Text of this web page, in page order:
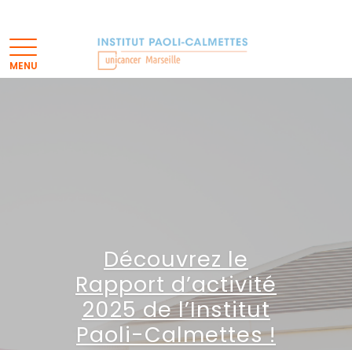
Découvrez le
Rapport d’activité
2025 de l’Institut
Paoli-Calmettes !